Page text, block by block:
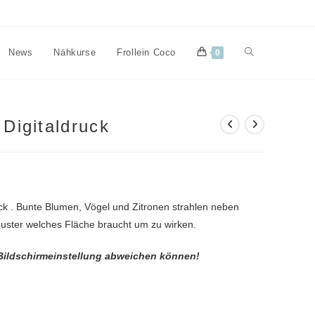
News Nähkurse Frollein Coco 0 Website-
. Bunte Blumen, Vögel und Zitronen strahlen neben
welches Fläche braucht um zu wirken.
abweichen können!